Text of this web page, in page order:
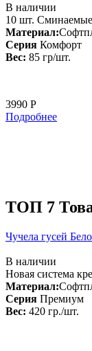
В наличии
10 шт.
Материал:
Серия Комфорт
Вес: 85 гр/шт.
3990 Р
Подробнее
ТОП 7
Чучела гусей
В наличии
Новая система
Материал:
Серия Премиум
Вес: 420 гр./шт.